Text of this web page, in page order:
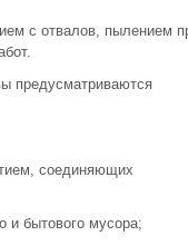
с отвалов, пылением
предусматриваются
соединяющих
и бытового мусора;